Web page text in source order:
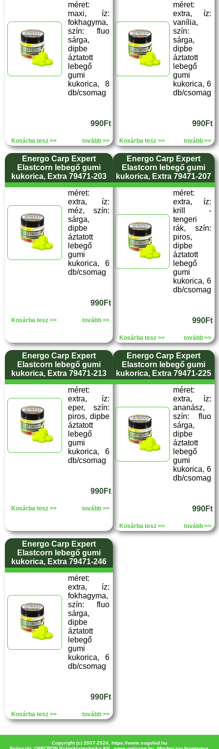
méret:
maxi, íz:
fokhagyma,
szín: fluo
sárga,
dipbe
áztatott
lebegő
gumi
kukorica, 8
db/csomag
990Ft
Kosárba tesz >> tovább >>
méret:
extra, íz:
vanília,
szín:
sárga,
dipbe
áztatott
lebegő
gumi
kukorica, 6
db/csomag
990Ft
Kosárba tesz >> tovább >>
Energo Carp Expert
Elastcorn lebegő gumi
kukorica, Extra 79471-203
méret:
extra, íz:
méz, szín:
sárga,
dipbe
áztatott
lebegő
gumi
kukorica, 6
db/csomag
990Ft
Kosárba tesz >> tovább >>
Energo Carp Expert
Elastcorn lebegő gumi
kukorica, Extra 79471-207
méret:
extra, íz:
krill -
tengeri
rák, szín:
piros,
dipbe
áztatott
lebegő
gumi
kukorica, 6
db/csomag
990Ft
Kosárba tesz >> tovább >>
Energo Carp Expert
Elastcorn lebegő gumi
kukorica, Extra 79471-213
méret:
extra, íz:
eper, szín:
piros, dipbe
áztatott
lebegő
gumi
kukorica, 6
db/csomag
990Ft
Kosárba tesz >> tovább >>
Energo Carp Expert
Elastcorn lebegő gumi
kukorica, Extra 79471-225
méret:
extra, íz:
ananász,
szín: fluo
sárga,
dipbe
áztatott
lebegő
gumi
kukorica, 6
db/csomag
990Ft
Kosárba tesz >> tovább >>
Energo Carp Expert
Elastcorn lebegő gumi
kukorica, Extra 79471-246
méret:
extra, íz:
fokhagyma,
szín: fluo
sárga,
dipbe
áztatott
lebegő
gumi
kukorica, 6
db/csomag
990Ft
Kosárba tesz >> tovább >>
Copyright (c) 2007-2024, https://www.sugohid.hu